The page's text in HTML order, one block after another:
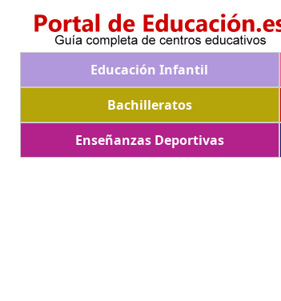
Educación Infantil
Bachilleratos
Enseñanzas Deportivas